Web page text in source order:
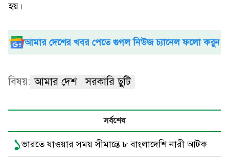
হয়।
আমার দেশের খবর পেতে গুগল নিউজ চ্যানেল ফলো করুন
বিষয়: আমার দেশ সরকারি ছুটি
সর্বশেষ
১ভারতে যাওয়ার সময় সীমান্তে ৮ বাংলাদেশি নারী আটক